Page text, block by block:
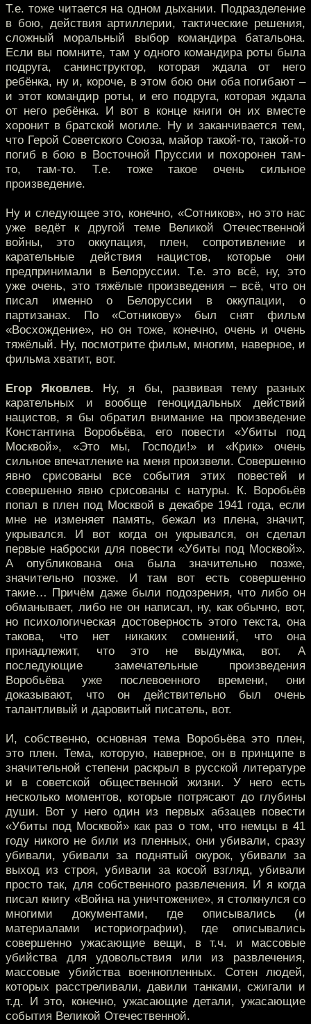
Т.е. тоже читается на одном дыхании. Подразделение
в бою, действия артиллерии, тактические решения,
сложный моральный выбор командира батальона.
Если вы помните, там у одного командира роты была
подруга, санинструктор, которая ждала от него
ребёнка, ну и, короче, в этом бою они оба погибают –
и этот командир роты, и его подруга, которая ждала
от него ребёнка. И вот в конце книги он их вместе
хоронит в братской могиле. Ну и заканчивается тем,
что Герой Советского Союза, майор такой-то, такой-то
погиб в бою в Восточной Пруссии и похоронен там-
то, там-то. Т.е. тоже такое очень сильное
произведение.
Ну и следующее это, конечно, «Сотников», но это нас
уже ведёт к другой теме Великой Отечественной
войны, это оккупация, плен, сопротивление и
карательные действия нацистов, которые они
предпринимали в Белоруссии. Т.е. это всё, ну, это
уже очень, это тяжёлые произведения – всё, что он
писал именно о Белоруссии в оккупации, о
партизанах. По «Сотникову» был снят фильм
«Восхождение», но он тоже, конечно, очень и очень
тяжёлый. Ну, посмотрите фильм, многим, наверное, и
фильма хватит, вот.
Егор Яковлев. Ну, я бы, развивая тему разных
карательных и вообще геноцидальных действий
нацистов, я бы обратил внимание на произведение
Константина Воробьёва, его повести «Убиты под
Москвой», «Это мы, Господи!» и «Крик» очень
сильное впечатление на меня произвели. Совершенно
явно срисованы все события этих повестей и
совершенно явно срисованы с натуры. К. Воробьёв
попал в плен под Москвой в декабре 1941 года, если
мне не изменяет память, бежал из плена, значит,
укрывался. И вот когда он укрывался, он сделал
первые наброски для повести «Убиты под Москвой».
А опубликована она была значительно позже,
значительно позже. И там вот есть совершенно
такие… Причём даже были подозрения, что либо он
обманывает, либо не он написал, ну, как обычно, вот,
но психологическая достоверность этого текста, она
такова, что нет никаких сомнений, что она
принадлежит, что это не выдумка, вот. А
последующие замечательные произведения
Воробьёва уже послевоенного времени, они
доказывают, что он действительно был очень
талантливый и даровитый писатель, вот.
И, собственно, основная тема Воробьёва это плен,
это плен. Тема, которую, наверное, он в принципе в
значительной степени раскрыл в русской литературе
и в советской общественной жизни. У него есть
несколько моментов, которые потрясают до глубины
души. Вот у него один из первых абзацев повести
«Убиты под Москвой» как раз о том, что немцы в 41
году никого не били из пленных, они убивали, сразу
убивали, убивали за поднятый окурок, убивали за
выход из строя, убивали за косой взгляд, убивали
просто так, для собственного развлечения. И я когда
писал книгу «Война на уничтожение», я столкнулся со
многими документами, где описывались (и
материалами историографии), где описывались
совершенно ужасающие вещи, в т.ч. и массовые
убийства для удовольствия или из развлечения,
массовые убийства военнопленных. Сотен людей,
которых расстреливали, давили танками, сжигали и
т.д. И это, конечно, ужасающие детали, ужасающие
события Великой Отечественной.